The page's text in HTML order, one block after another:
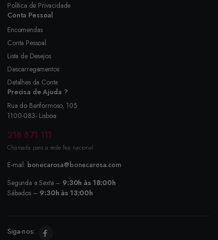
Política de Privacidade
Conta Pessoal
Encomendas
Conta Pessoal
Lista de Desejos
Descarregamentos
Detalhes da Conta
Precisa de Ajuda ?
Rua do Benformoso, 105
1100-083- Lisboa
218 871 111
Chamada para a rede fixa nacional
E-mail: bonecarosa@bonecarosa.com
Segunda a Sexta – 9:30h às 18:00h
Sábados – 9:30h às 13:00h
Siga-nos: